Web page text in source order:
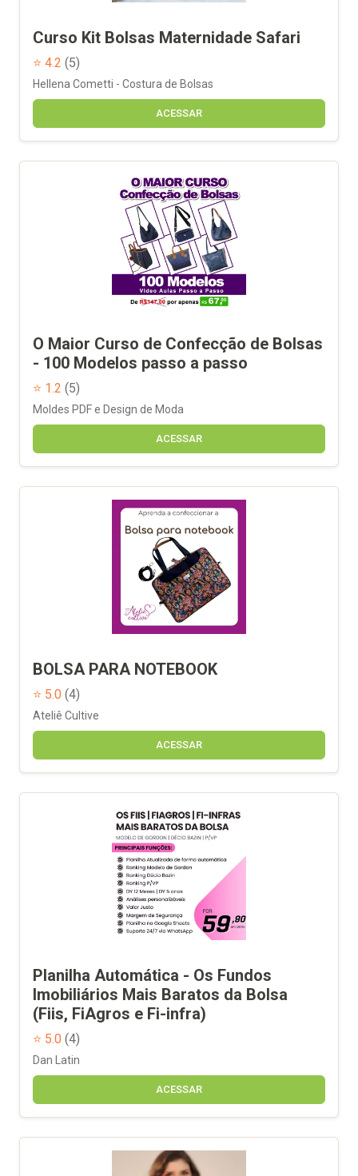
Curso Kit Bolsas Maternidade Safari
⭐ 4.2 (5)
Hellena Cometti - Costura de Bolsas
ACESSAR
O Maior Curso de Confecção de Bolsas
- 100 Modelos passo a passo
⭐ 1.2 (5)
Moldes PDF e Design de Moda
ACESSAR
BOLSA PARA NOTEBOOK
⭐ 5.0 (4)
Ateliê Cultive
ACESSAR
Planilha Automática - Os Fundos
Imobiliários Mais Baratos da Bolsa
(Fiis, FiAgros e Fi-infra)
⭐ 5.0 (4)
Dan Latin
ACESSAR